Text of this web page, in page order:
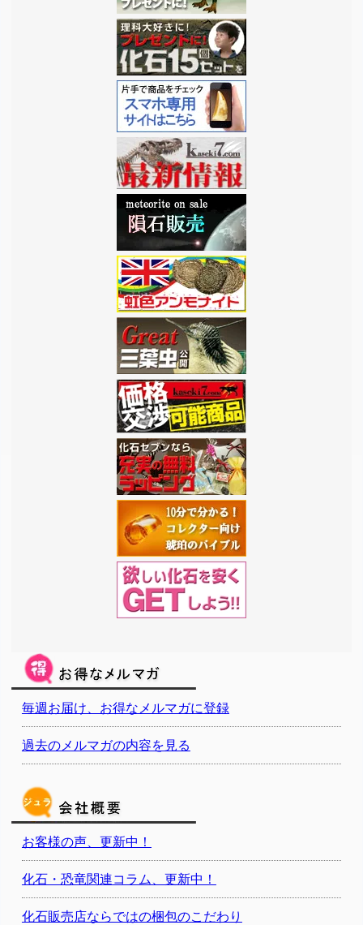
毎週お届け、お得なメルマガに登録
過去のメルマガの内容を見る
お客様の声、更新中！
化石・恐竜関連コラム、更新中！
化石販売店ならではの梱包のこだわり